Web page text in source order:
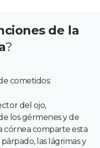
de la
?
cometidos:
del ojo,
los gérmenes y de
córnea comparte esta
las lágrimas y